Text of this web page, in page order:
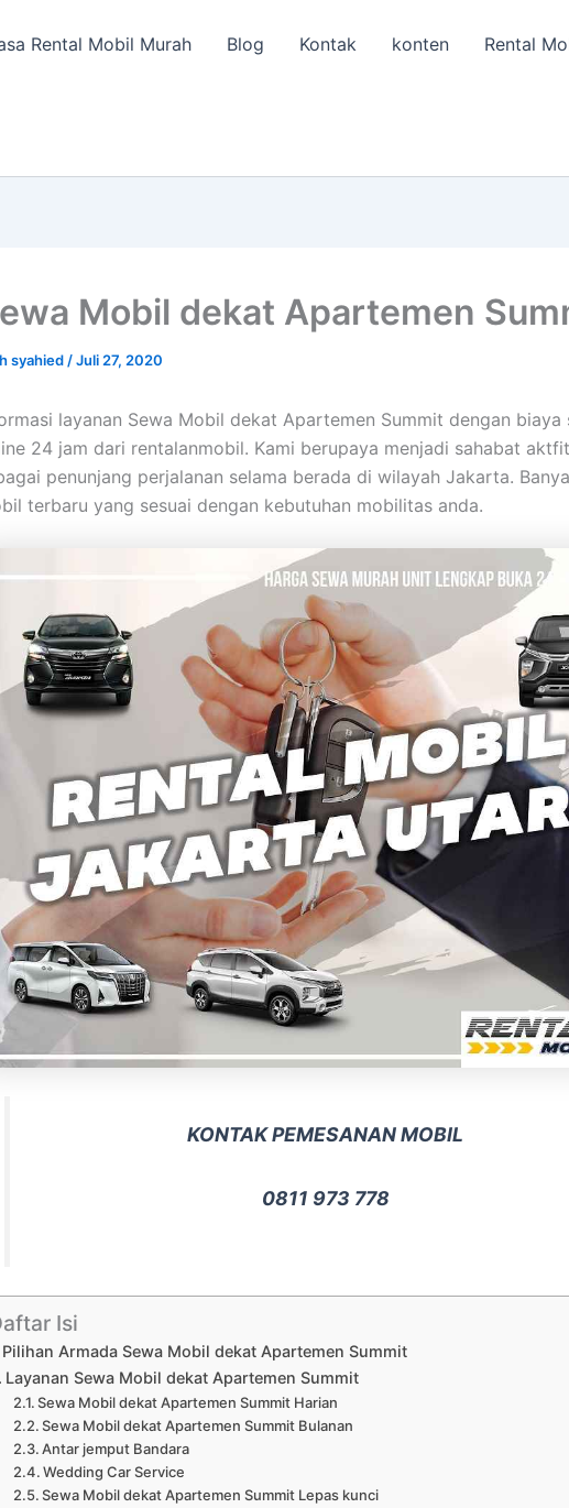
Rental Mobil Murah Blog Kontak konten Rental
Mobil dekat Apartemen
syahied /Juli 27, 2020
layanan Sewa Mobil dekat Apartemen Summit dengan biaya
24 jam dari rentalanmobil. Kami berupaya menjadi sahabat
penunjang perjalanan selama berada di wilayah Jakarta.
terbaru yang sesuai dengan kebutuhan mobilitas anda.
KONTAK PEMESANAN MOBIL
0811 973 778
Isi
Pilihan Armada Sewa Mobil dekat Apartemen Summit
Layanan Sewa Mobil dekat Apartemen Summit
Sewa Mobil dekat Apartemen Summit Harian
Sewa Mobil dekat Apartemen Summit Bulanan
Antar jemput Bandara
Wedding Car Service
Sewa Mobil dekat Apartemen Summit Lepas kunci